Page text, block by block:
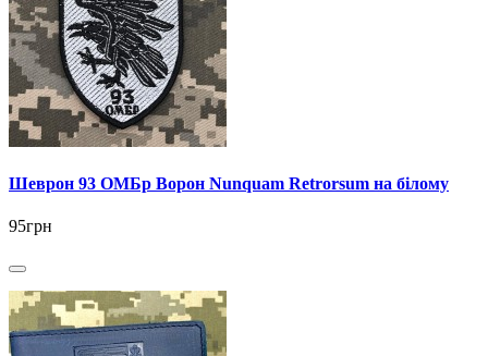
Шеврон 93 ОМБр Ворон Nunquam Retrorsum на білому
95грн